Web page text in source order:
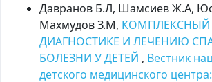
Давранов Б.Л, Шамсиев Ж.А,
Махмудов З.М, КОМПЛЕКСНЫЙ
ДИАГНОСТИКЕ И ЛЕЧЕНИЮ
БОЛЕЗНИ У ДЕТЕЙ , Вестник
детского медицинского